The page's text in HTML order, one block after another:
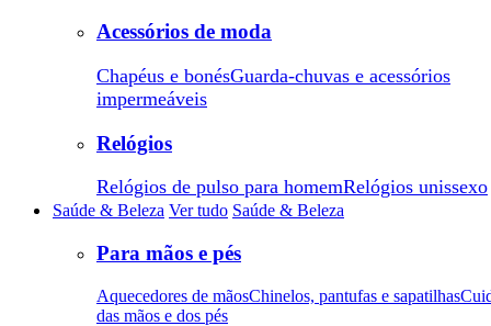
Acessórios de moda
Chapéus e bonésGuarda-chuvas e acessórios
impermeáveis
Relógios
Relógios de pulso para homemRelógios unissexo
Saúde & Beleza Ver tudo Saúde & Beleza
Para mãos e pés
Aquecedores de mãosChinelos, pantufas e sapatilhas
das mãos e dos pés